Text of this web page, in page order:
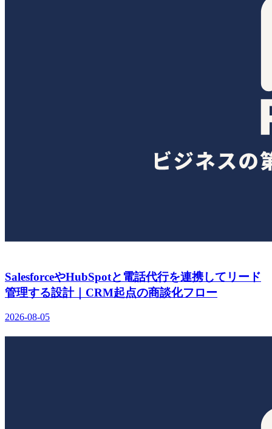
SalesforceやHubSpotと電話代行を連携してリード
管理する設計｜CRM起点の商談化フロー
2026-08-05